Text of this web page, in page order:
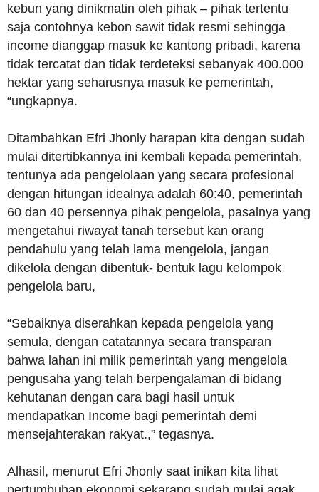
kebun yang dinikmatin oleh pihak – pihak tertentu
saja contohnya kebon sawit tidak resmi sehingga
income dianggap masuk ke kantong pribadi, karena
tidak tercatat dan tidak terdeteksi sebanyak 400.000
hektar yang seharusnya masuk ke pemerintah,
“ungkapnya.
Ditambahkan Efri Jhonly harapan kita dengan sudah
mulai ditertibkannya ini kembali kepada pemerintah,
tentunya ada pengelolaan yang secara profesional
dengan hitungan idealnya adalah 60:40, pemerintah
60 dan 40 persennya pihak pengelola, pasalnya yang
mengetahui riwayat tanah tersebut kan orang
pendahulu yang telah lama mengelola, jangan
dikelola dengan dibentuk- bentuk lagu kelompok
pengelola baru,
“Sebaiknya diserahkan kepada pengelola yang
semula, dengan catatannya secara transparan
bahwa lahan ini milik pemerintah yang mengelola
pengusaha yang telah berpengalaman di bidang
kehutanan dengan cara bagi hasil untuk
mendapatkan Income bagi pemerintah demi
mensejahterakan rakyat.,” tegasnya.
Alhasil, menurut Efri Jhonly saat inikan kita lihat